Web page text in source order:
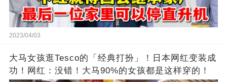
2023/04/03
大马女孩逛Tesco的「经典打扮」！日本网红变装成
功！网红：没错！大马90%的女孩都是这样穿的！